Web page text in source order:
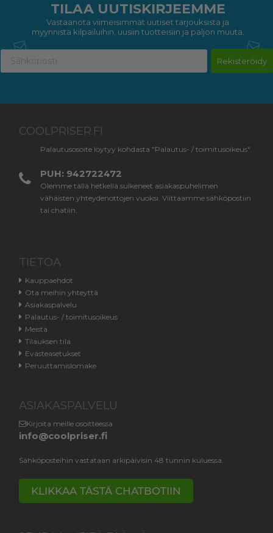
TILAA UUTISKIRJEEMME
Vastaanota viimeisimmät uutiset tarjouksista ja
myynnistä kilpailuihin, uusiin tuotteisiin ja paljon muuta.
Rekisteröidy
COOLPRISER.FI
Palautusosoite löytyy kohdasta "Palautus- / toimitusoikeus"
PUH: 942722472
Olemme tällä hetkellä sulkeneet asiakaspuhelimen
vähäisten yhteydenottojen vuoksi. Viittaamme sähköpostiin
tai chatiin.
TIETOA
Kauppaehdot
Ota meihin yhteyttä
Asiakaspalvelu
Palautus- / toimitusoikeus
Meistä
Tilauksen tila
Evästeasetukset
Peruuttamislomake
ASIAKASPALVELU
Kirjoita meille osoitteessa
info@coolpriser.fi
Sähköposteihin vastataan arkipäivisin 48 tunnin kuluessa.
KLIKKAA TÄSTÄ CHATBOTIIN